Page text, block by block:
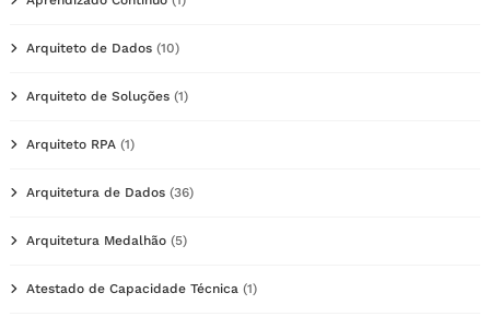
Arquiteto de Dados (10)
Arquiteto de Soluções (1)
Arquiteto RPA (1)
Arquitetura de Dados (36)
Arquitetura Medalhão (5)
Atestado de Capacidade Técnica (1)